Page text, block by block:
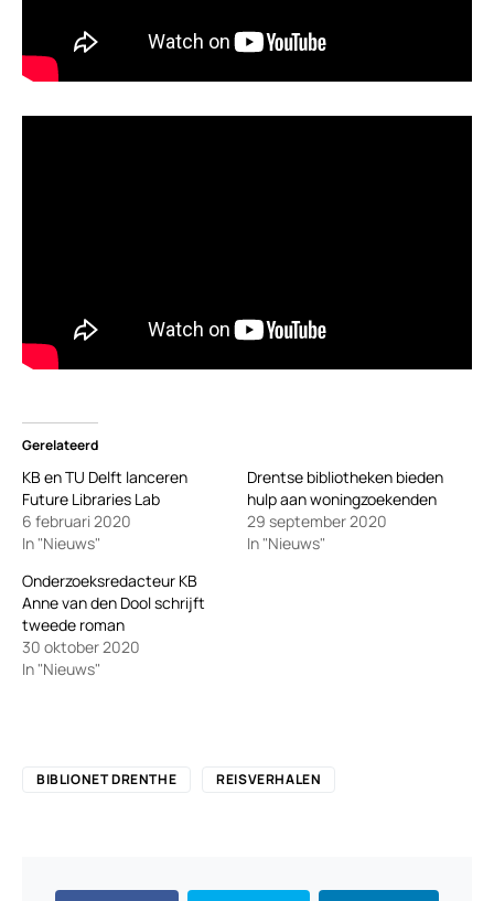
Gerelateerd
KB en TU Delft lanceren
Future Libraries Lab
6 februari 2020
In "Nieuws"
Drentse bibliotheken bieden
hulp aan woningzoekenden
29 september 2020
In "Nieuws"
Onderzoeksredacteur KB
Anne van den Dool schrijft
tweede roman
30 oktober 2020
In "Nieuws"
BIBLIONET DRENTHE REISVERHALEN